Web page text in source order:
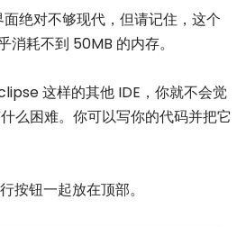
绝对不够现代，但请记住，这个
消耗不到 50MB 的内存。
这样的其他 IDE，你就不会觉
么困难。你可以写你的代码并把它
按钮一起放在顶部。